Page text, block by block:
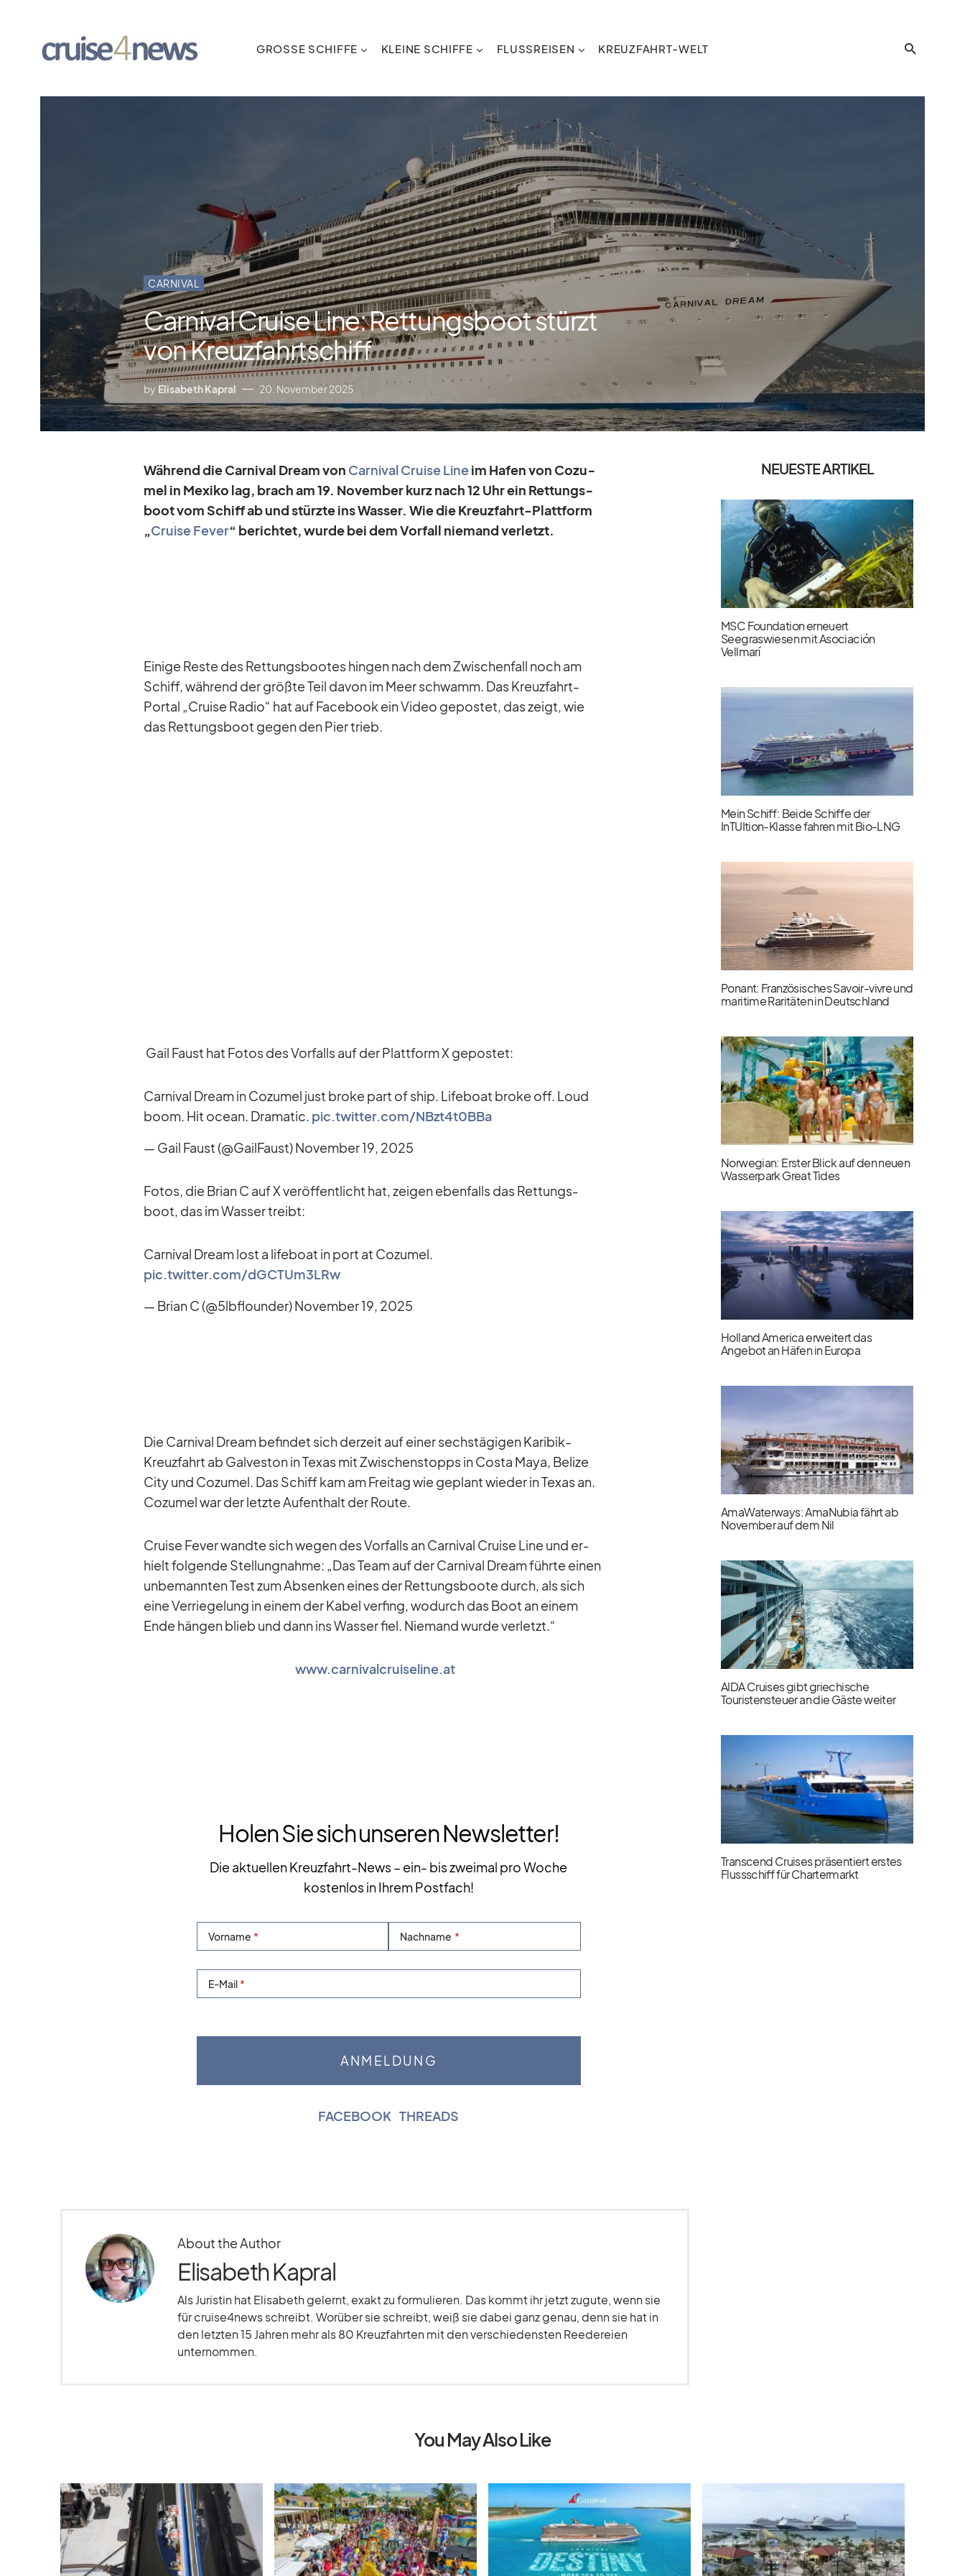
GROSSE SCHIFFE KLEINE SCHIFFE FLUSSREISEN KREUZFAHRT-WELT
CARNIVAL
Carnival Cruise Line: Rettungsboot stürzt
von Kreuzfahrtschiff
by Elisabeth Kapral 20. November 2025
Wäh­rend die Car­ni­val Dream von Car­ni­val Cruise Lineim Ha­fen von Co­zu­
mel in Me­xiko lag, bracham 19. No­vem­berkurz nach 12 Uhr ein Ret­tungs­
boot vom Schiff ab und stürzte ins Was­ser. Wie die Kreuz­fahrt-Platt­form
„Cruise Fe­ver“ be­rich­tet, wurde bei dem Vor­fall nie­mand ver­letzt.
Ei­nige Reste des Ret­tungs­boo­tes hin­gen nach dem Zwi­schen­fall noch am
Schiff, wäh­rend der größte Teil da­von im Meer schwamm. Das Kreuz­fahrt-
Por­tal „Cruise Ra­dio“ hat auf Face­book ein Vi­deo ge­pos­tet, das zeigt, wie
das Ret­tungs­boot ge­gen den Pier trieb.
Gail Faust hat Fo­tos des Vor­falls auf der Platt­form X ge­pos­tet:
Car­ni­val Dream in Co­zu­mel just broke part of ship. Life­boat broke off. Loud
boom. Hit ocean. Dra­ma­tic. pic.twitter.com/NBzt4t0BBa
— Gail Faust (@GailFaust)No­vem­ber 19, 2025
Fo­tos, die Brian C auf X ver­öf­fent­licht hat, zei­gen eben­falls das Ret­tungs­
boot, das im Was­ser treibt:
Car­ni­val Dream lost a life­boat in port at Co­zu­mel.
pic.twitter.com/dGCTUm3LRw
— Brian C (@5lbflounder)No­vem­ber 19, 2025
Die Car­ni­val Dream be­fin­det sich der­zeit auf ei­ner sechs­tä­gi­gen Ka­ri­bik-
Kreuz­fahrt ab Gal­ves­ton in Te­xas mit Zwi­schen­stopps in Costa Maya, Be­lize
City und Co­zu­mel. Das Schiff kam am Frei­tag wie ge­plant wie­der in Te­xas an.
Co­zu­mel war der letzte Auf­ent­halt der Route.
Cruise Fe­ver wandte sich we­gen des Vor­falls an Car­ni­val Cruise Line und er­
hielt fol­gende Stel­lung­nahme: „Das Team auf der Car­ni­val Dream führte ei­nen
un­be­mann­ten Test zum Ab­sen­ken ei­nes der Ret­tungs­boote durch, als sich
eine Ver­rie­ge­lung in ei­nem der Ka­bel ver­fing, wo­durch das Boot an ei­nem
Ende hän­gen blieb und dann ins Was­ser fiel. Nie­mand wurde ver­letzt.“
www.carnivalcruiseline.at
Holen Sie sich unseren Newsletter!
Die aktuellen Kreuzfahrt-News – ein- bis zweimal pro Woche
kostenlos in Ihrem Postfach!
Vorname Nachname
E-Mail
FACEBOOK |THREADS
About the Author
Elisabeth Kapral
Als Juristin hat Elisabeth gelernt, exakt zu formulieren. Das kommt ihr jetzt zugute, wenn sie
für cruise4news schreibt. Worüber sie schreibt, weiß sie dabei ganz genau, denn sie hat in
den letzten 15 Jahren mehr als 80 Kreuzfahrten mit den verschiedensten Reedereien
unternommen.
NEUESTE ARTIKEL
MSC Foundation erneuert
Seegraswiesen mit Asociación
Vellmarí
Mein Schiff: Beide Schiffe der
InTUItion-Klasse fahren mit Bio-LNG
Ponant: Französisches Savoir-vivre und
maritime Raritäten in Deutschland
Norwegian: Erster Blick auf den neuen
Wasserpark Great Tides
Holland America erweitert das
Angebot an Häfen in Europa
AmaWaterways: AmaNubia fährt ab
November auf dem Nil
AIDA Cruises gibt griechische
Touristensteuer an die Gäste weiter
Transcend Cruises präsentiert erstes
Flussschiff für Chartermarkt
You May Also Like